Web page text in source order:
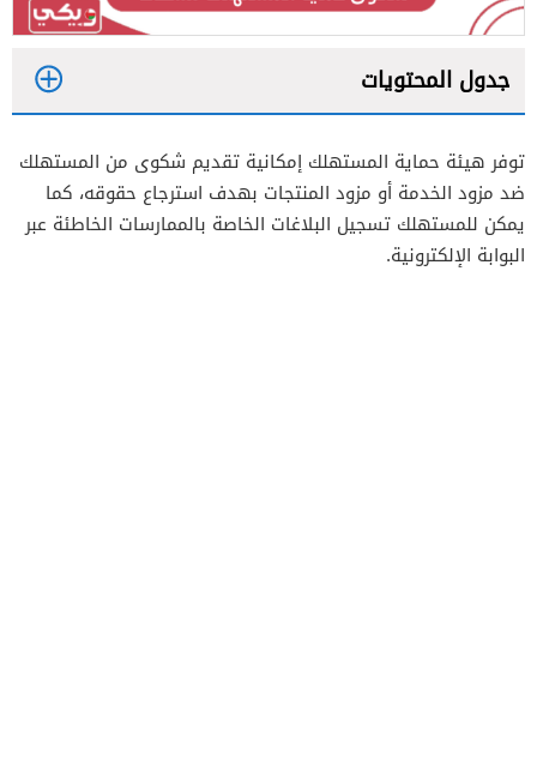
جدول المحتويات
2
3
4
توفر هيئة حماية المستهلك إمكانية تقديم شكوى من المستهلك
ضد مزود الخدمة أو مزود المنتجات بهدف استرجاع حقوقه، كما
يمكن للمستهلك تسجيل البلاغات الخاصة بالممارسات الخاطئة عبر
البوابة الإلكترونية.